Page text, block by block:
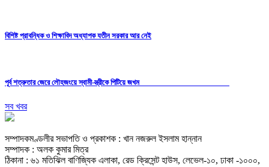
বিশিষ্ট প্রাবন্ধিক ও শিক্ষাবিদ অধ্যাপক যতীন সরকার আর নেই
পূর্ব শত্রুতার জেরে লৌহজংয়ে স্বামী-স্ত্রীকে পিটিয়ে জখম
সব খবর
সম্পাদকমণ্ডলীর সভাপতি ও প্রকাশক : খান নজরুল ইসলাম হান্নান
সম্পাদক : অলক কুমার মিত্র
ঠিকানা : ৬১ মতিঝিল বাণিজ্যিক এলাকা, রেড ক্রিসেন্ট হাউস, লেভেল-১০, ঢাকা -১০০০,